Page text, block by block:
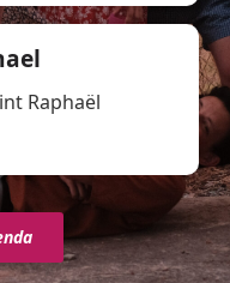
Raphaël